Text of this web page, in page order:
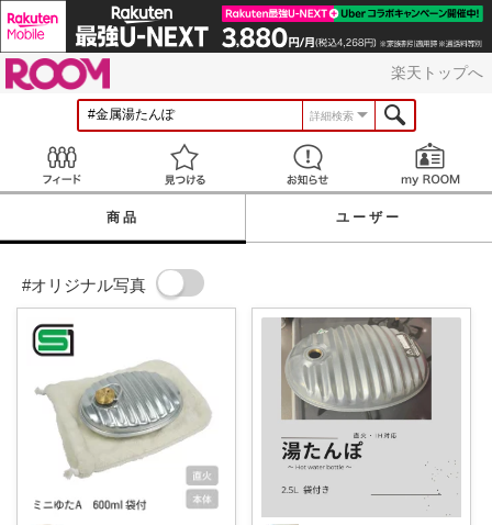
楽天トップへ
詳細検索
見つける お知らせ
商品 ユーザー
#オリジナル写真